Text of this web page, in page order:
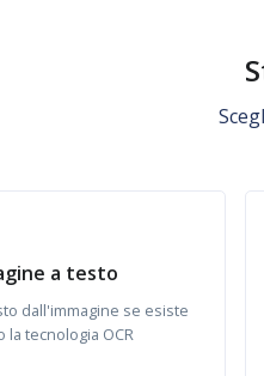
a testo
dall'immagine se esiste
la tecnologia OCR